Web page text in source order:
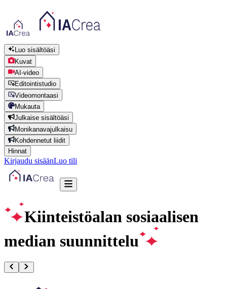
Luo sisältöäsi
Kuvat
AI-video
Editointistudio
Videomontaasi
Mukauta
Julkaise sisältöäsi
Monikanavajulkaisu
Kohdennetut liidit
Hinnat
Kirjaudu sisäänLuo tili
Kiinteistöalan sosiaalisen
median suunnittelu